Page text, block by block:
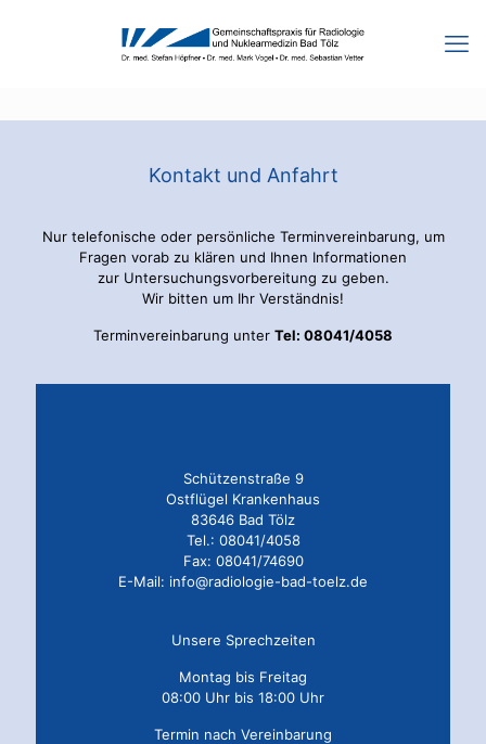
Kontakt und Anfahrt
Nur telefonische oder persönliche Terminvereinbarung, um
Fragen vorab zu klären und Ihnen Informationen
zur Untersuchungsvorbereitung zu geben.
Wir bitten um Ihr Verständnis!
Terminvereinbarung unter Tel: 08041/4058
Schützenstraße 9
Ostflügel Krankenhaus
83646 Bad Tölz
Tel.: 08041/4058
Fax: 08041/74690
E-Mail: info@radiologie-bad-toelz.de
Unsere Sprechzeiten
Montag bis Freitag
08:00 Uhr bis 18:00 Uhr
Termin nach Vereinbarung